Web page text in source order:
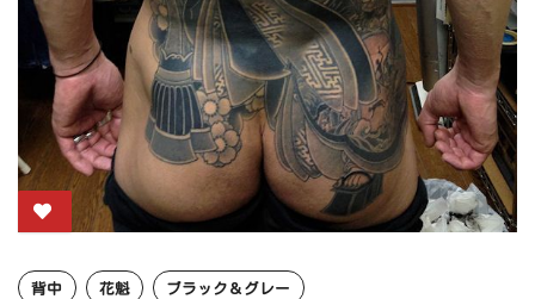
背中 花魁 ブラック＆グレー